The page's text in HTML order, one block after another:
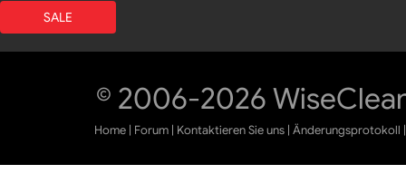
SALE
© 2006-2026
Home | Forum | Kontaktieren Sie uns |Änderungsprotokoll